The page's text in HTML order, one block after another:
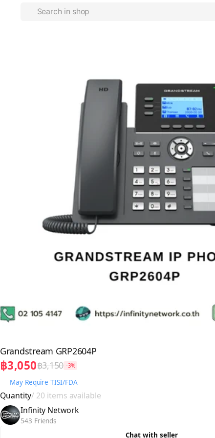
Grandstream GRP2604P
฿3,050฿3,150 -3%
May Require TISI/FDA
Quantity/ 20 items available
Infinity Network
543 Friends
Chat with seller